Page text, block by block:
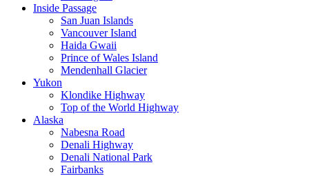
Inside Passage
San Juan Islands
Vancouver Island
Haida Gwaii
Prince of Wales Island
Mendenhall Glacier
Yukon
Klondike Highway
Top of the World Highway
Alaska
Nabesna Road
Denali Highway
Denali National Park
Fairbanks